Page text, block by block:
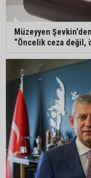
Müzeyyen
“Öncelik ceza değil,